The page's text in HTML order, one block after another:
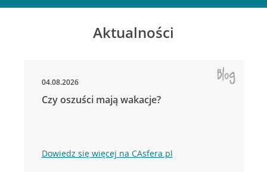
Aktualności
04.08.2026
Czy oszuści mają wakacje?
Dowiedz się więcej na CAsfera.pl